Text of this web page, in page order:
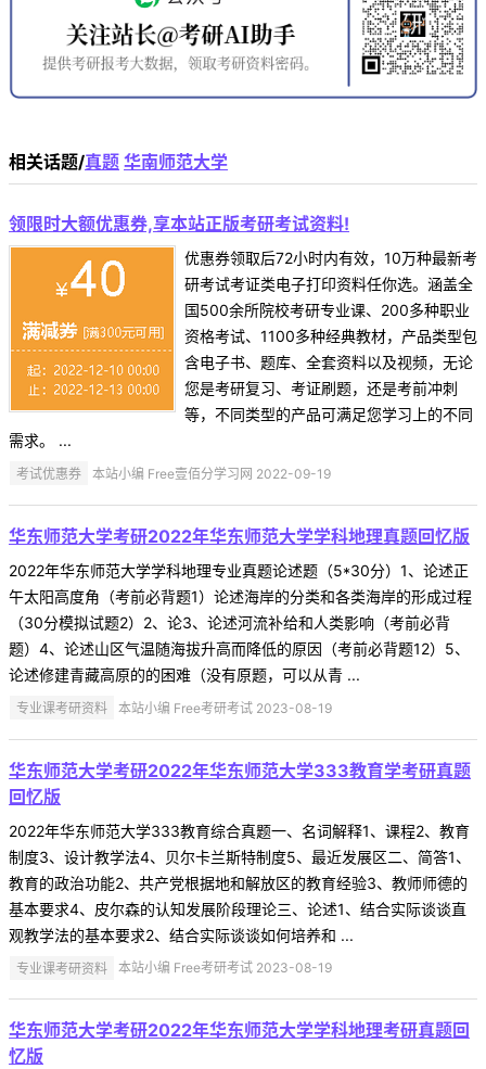
相关话题/真题 华南师范大学
领限时大额优惠券,享本站正版考研考试资料!
优惠券领取后72小时内有效，10万种最新考
研考试考证类电子打印资料任你选。涵盖全
国500余所院校考研专业课、200多种职业
资格考试、1100多种经典教材，产品类型包
含电子书、题库、全套资料以及视频，无论
您是考研复习、考证刷题，还是考前冲刺
等，不同类型的产品可满足您学习上的不同
需求。 ...
考试优惠券 本站小编 Free壹佰分学习网 2022-09-19
华东师范大学考研2022年华东师范大学学科地理真题回忆版
2022年华东师范大学学科地理专业真题论述题（5*30分）1、论述正
午太阳高度角（考前必背题1）论述海岸的分类和各类海岸的形成过程
（30分模拟试题2）2、论3、论述河流补给和人类影响（考前必背
题）4、论述山区气温随海拔升高而降低的原因（考前必背题12）5、
论述修建青藏高原的的困难（没有原题，可以从青 ...
专业课考研资料 本站小编 Free考研考试 2023-08-19
华东师范大学考研2022年华东师范大学333教育学考研真题
回忆版
2022年华东师范大学333教育综合真题一、名词解释1、课程2、教育
制度3、设计教学法4、贝尔卡兰斯特制度5、最近发展区二、简答1、
教育的政治功能2、共产党根据地和解放区的教育经验3、教师师德的
基本要求4、皮尔森的认知发展阶段理论三、论述1、结合实际谈谈直
观教学法的基本要求2、结合实际谈谈如何培养和 ...
专业课考研资料 本站小编 Free考研考试 2023-08-19
华东师范大学考研2022年华东师范大学学科地理考研真题回
忆版